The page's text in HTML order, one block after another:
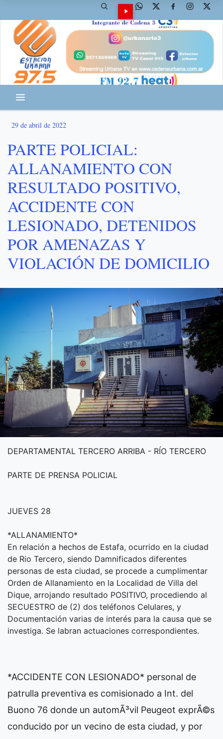
29 de abril de 2022
PARTE POLICIAL:
ALLANAMIENTO CON
RESULTADO POSITIVO,
ACCIDENTE CON
LESIONADO, DETENIDOS
POR AMENAZAS Y
VIOLACIÓN DE DOMICILIO
DEPARTAMENTAL TERCERO ARRIBA - RÍO TERCERO
PARTE DE PRENSA POLICIAL
JUEVES 28
*ALLANAMIENTO*
En relación a hechos de Estafa, ocurrido en la ciudad
de Rio Tercero, siendo Damnificados diferentes
personas de esta ciudad, se procede a cumplimentar
Orden de Allanamiento en la Localidad de Villa del
Dique, arrojando resultado POSITIVO, procediendo al
SECUESTRO de (2) dos teléfonos Celulares, y
Documentación varias de interés para la causa que se
investiga. Se labran actuaciones correspondientes.
*ACCIDENTE CON LESIONADO* personal de
patrulla preventiva es comisionado a Int. del
Buono 76 donde un automÃ³vil Peugeot exprÃ©s
conducido por un vecino de esta ciudad, y por